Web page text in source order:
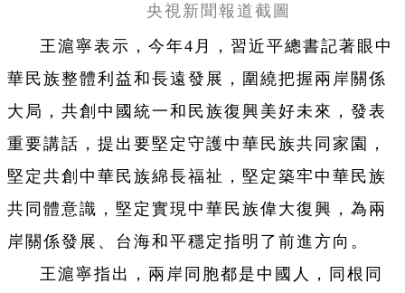
央視新聞報道截圖
王滬寧表示，今年4月，習近平總書記著眼中
華民族整體利益和長遠發展，圍繞把握兩岸關係
大局，共創中國統一和民族復興美好未來，發表
重要講話，提出要堅定守護中華民族共同家園，
堅定共創中華民族綿長福祉，堅定築牢中華民族
共同體意識，堅定實現中華民族偉大復興，為兩
岸關係發展、台海和平穩定指明了前進方向。
王滬寧指出，兩岸同胞都是中國人，同根同